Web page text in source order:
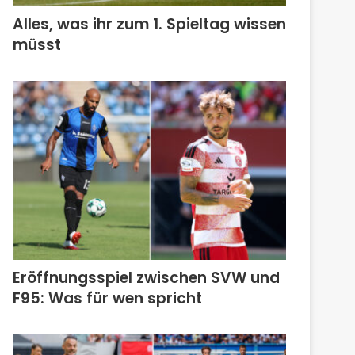
Alles, was ihr zum 1. Spieltag wissen
müsst
Eröffnungsspiel zwischen SVW und
F95: Was für wen spricht